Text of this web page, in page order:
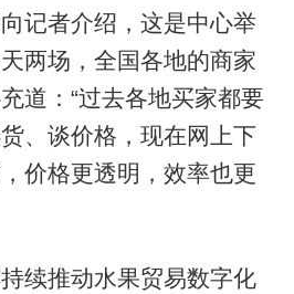
记者介绍，这是中心举
两场，全国各地的商家
道：“过去各地买家都要
、谈价格，现在网上下
价格更透明，效率也更
推动水果贸易数字化